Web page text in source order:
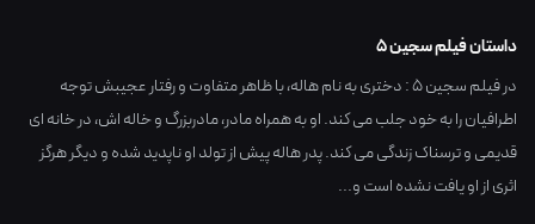
داستان فیلم سجین 5
در فیلم سجین 5 : دختری به نام هاله، با ظاهر متفاوت و رفتار عجیبش توجه
اطرافیان را به خود جلب می کند. او به همراه مادر، مادربزرگ و خاله اش، در خانه ای
قدیمی و ترسناک زندگی می کند. پدر هاله پیش از تولد او ناپدید شده و دیگر هرگز
اثری از او یافت نشده است و...